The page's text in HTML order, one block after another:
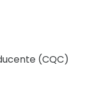
(CQC)